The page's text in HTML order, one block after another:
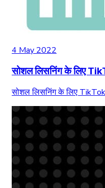
4 May 2022
सोशल लिसनिंग के लिए
सोशल लिसनिंग के लिए